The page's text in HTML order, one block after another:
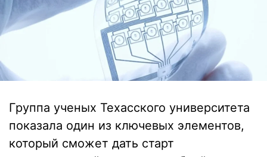
Группа ученых Техасского университета
показала один из ключевых элементов,
который сможет дать старт